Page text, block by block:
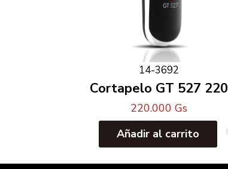
14-3692
Cortapelo GT 527 220
220.000 Gs
Añadir al carrito